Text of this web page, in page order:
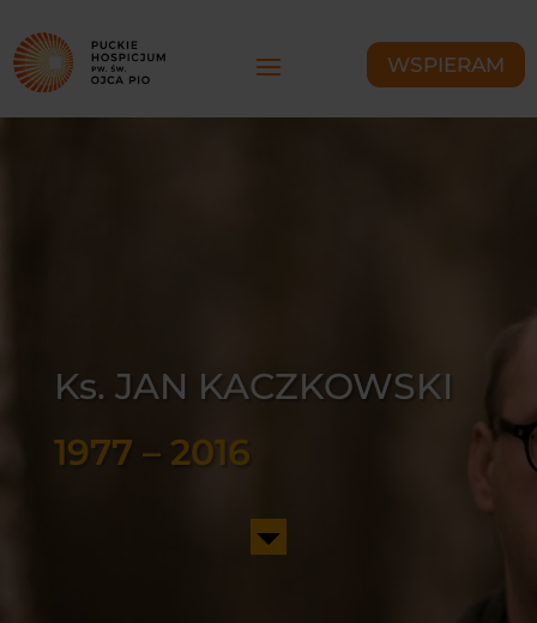
WSPIERAM
Ks. JAN KACZKOWSKI
1977 – 2016